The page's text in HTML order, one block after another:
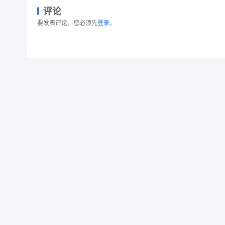
评论
要发表评论，您必须先登录。